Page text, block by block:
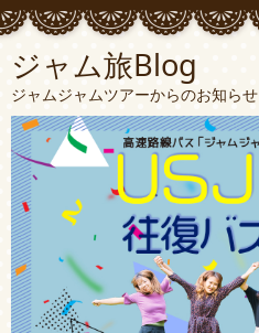
ジャム旅Blog
ジャムジャムツアーからのお知らせ